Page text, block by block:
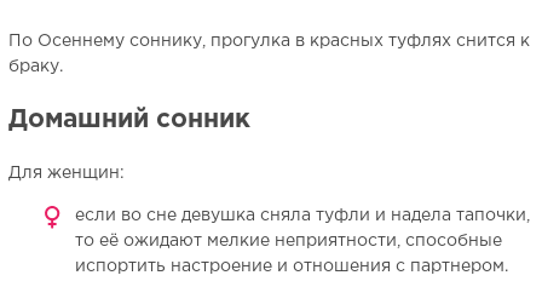
По Осеннему соннику, прогулка в красных туфлях снится к
браку.
Домашний сонник
Для женщин:
если во сне девушка сняла туфли и надела тапочки,
то её ожидают мелкие неприятности, способные
испортить настроение и отношения с партнером.